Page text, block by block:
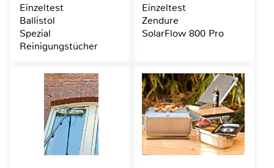
Einzeltest
Ballistol
Spezial
Reinigungstücher
Einzeltest
Zendure
SolarFlow 800 Pro